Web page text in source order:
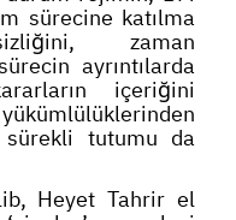
sürecine katılma
zaman
ayrıntılarda
içeriğini
tutumu da
Heyet Tahrir el